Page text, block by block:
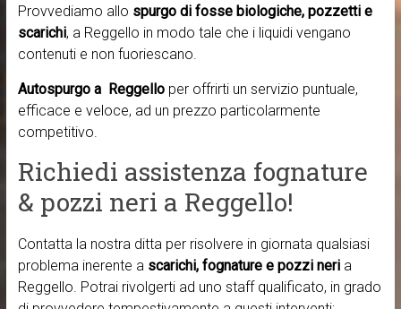
Provvediamo allo spurgo di fosse biologiche, pozzetti e
scarichi, a Reggello in modo tale che i liquidi vengano
contenuti e non fuoriescano.
Autospurgo a Reggello per offrirti un servizio puntuale,
efficace e veloce, ad un prezzo particolarmente
competitivo.
Richiedi assistenza fognature
& pozzi neri a Reggello!
Contatta la nostra ditta per risolvere in giornata qualsiasi
problema inerente a scarichi, fognature e pozzi neria
Reggello. Potrai rivolgerti ad uno staff qualificato, in grado